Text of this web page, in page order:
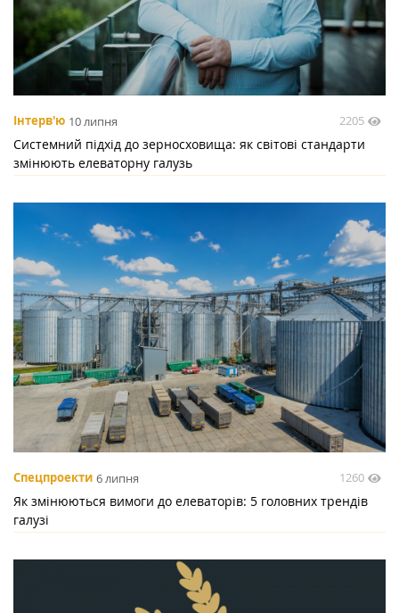
Інтерв'ю 10 липня 2205
Системний підхід до зерносховища: як світові стандарти
змінюють елеваторну галузь
Спецпроекти 6 липня 1260
Як змінюються вимоги до елеваторів: 5 головних трендів
галузі